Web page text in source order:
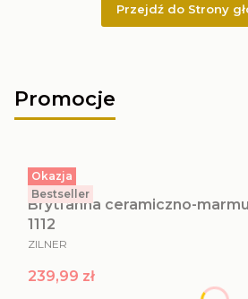
Przejdź do Strony
Promocje
Okazja
Bestseller
Kod produktu
ZL-1112
Brytfanna ceramiczno-
1112
PRODUCENT
ZILNER
Cena promocyjna
239,99 zł